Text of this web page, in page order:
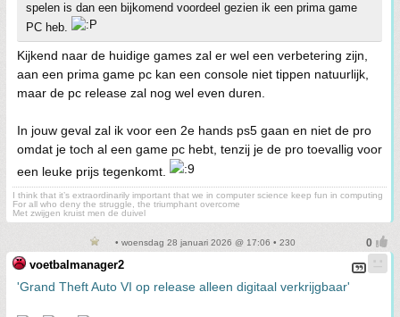
spelen is dan een bijkomend voordeel gezien ik een prima game
PC heb.
Kijkend naar de huidige games zal er wel een verbetering zijn,
aan een prima game pc kan een console niet tippen natuurlijk,
maar de pc release zal nog wel even duren.
In jouw geval zal ik voor een 2e hands ps5 gaan en niet de pro
omdat je toch al een game pc hebt, tenzij je de pro toevallig voor
een leuke prijs tegenkomt.
I think that it’s extraordinarily important that we in computer science keep fun in computing
For all who deny the struggle, the triumphant overcome
Met zwijgen kruist men de duivel
• woensdag 28 januari 2026 @ 17:06 • 230
voetbalmanager2
'Grand Theft Auto VI op release alleen digitaal verkrijgbaar'